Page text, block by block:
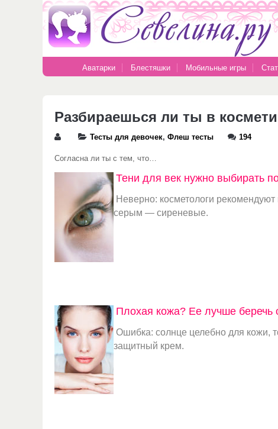
Аватарки Блестяшки Мобильные игры
Разбираешься ли ты в
Тесты для девочек, Флеш тесты 194
Согласна ли ты с тем, что…
Тени для век нужно выбирать
Неверно: косметологи
серым — сиреневые.
Плохая кожа? Ее лучше беречь
Ошибка: солнце целебно для кожи,
защитный крем.